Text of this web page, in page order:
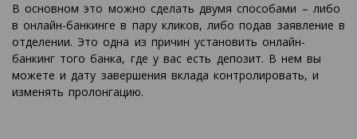
В основном это можно сделать двумя способами – либо
в онлайн-банкинге в пару кликов, либо подав заявление в
отделении. Это одна из причин установить онлайн-
банкинг того банка, где у вас есть депозит. В нем вы
можете и дату завершения вклада контролировать, и
изменять пролонгацию.